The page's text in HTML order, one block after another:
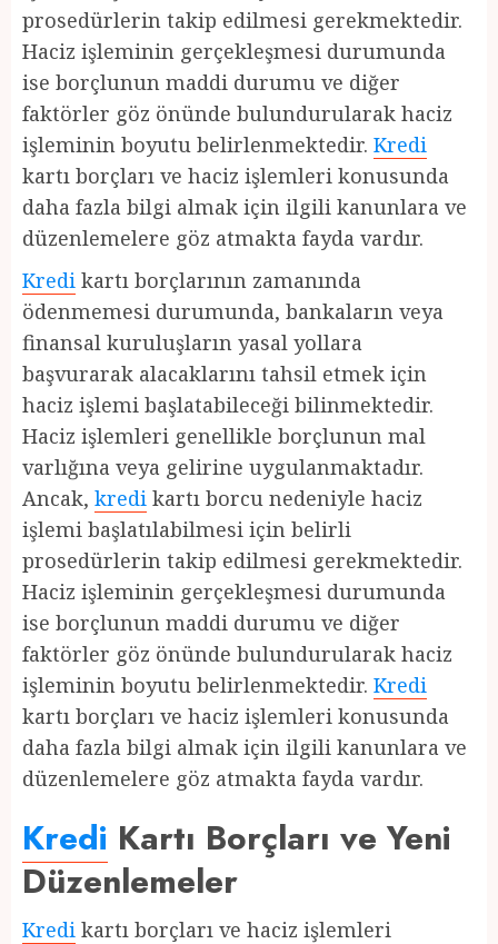
prosedürlerin takip edilmesi gerekmektedir.
Haciz işleminin gerçekleşmesi durumunda
ise borçlunun maddi durumu ve diğer
faktörler göz önünde bulundurularak haciz
işleminin boyutu belirlenmektedir. Kredi
kartı borçları ve haciz işlemleri konusunda
daha fazla bilgi almak için ilgili kanunlara ve
düzenlemelere göz atmakta fayda vardır.
Kredi kartı borçlarının zamanında
ödenmemesi durumunda, bankaların veya
finansal kuruluşların yasal yollara
başvurarak alacaklarını tahsil etmek için
haciz işlemi başlatabileceği bilinmektedir.
Haciz işlemleri genellikle borçlunun mal
varlığına veya gelirine uygulanmaktadır.
Ancak, kredi kartı borcu nedeniyle haciz
işlemi başlatılabilmesi için belirli
prosedürlerin takip edilmesi gerekmektedir.
Haciz işleminin gerçekleşmesi durumunda
ise borçlunun maddi durumu ve diğer
faktörler göz önünde bulundurularak haciz
işleminin boyutu belirlenmektedir. Kredi
kartı borçları ve haciz işlemleri konusunda
daha fazla bilgi almak için ilgili kanunlara ve
düzenlemelere göz atmakta fayda vardır.
Kredi Kartı Borçları ve Yeni
Düzenlemeler
Kredi kartı borçları ve haciz işlemleri